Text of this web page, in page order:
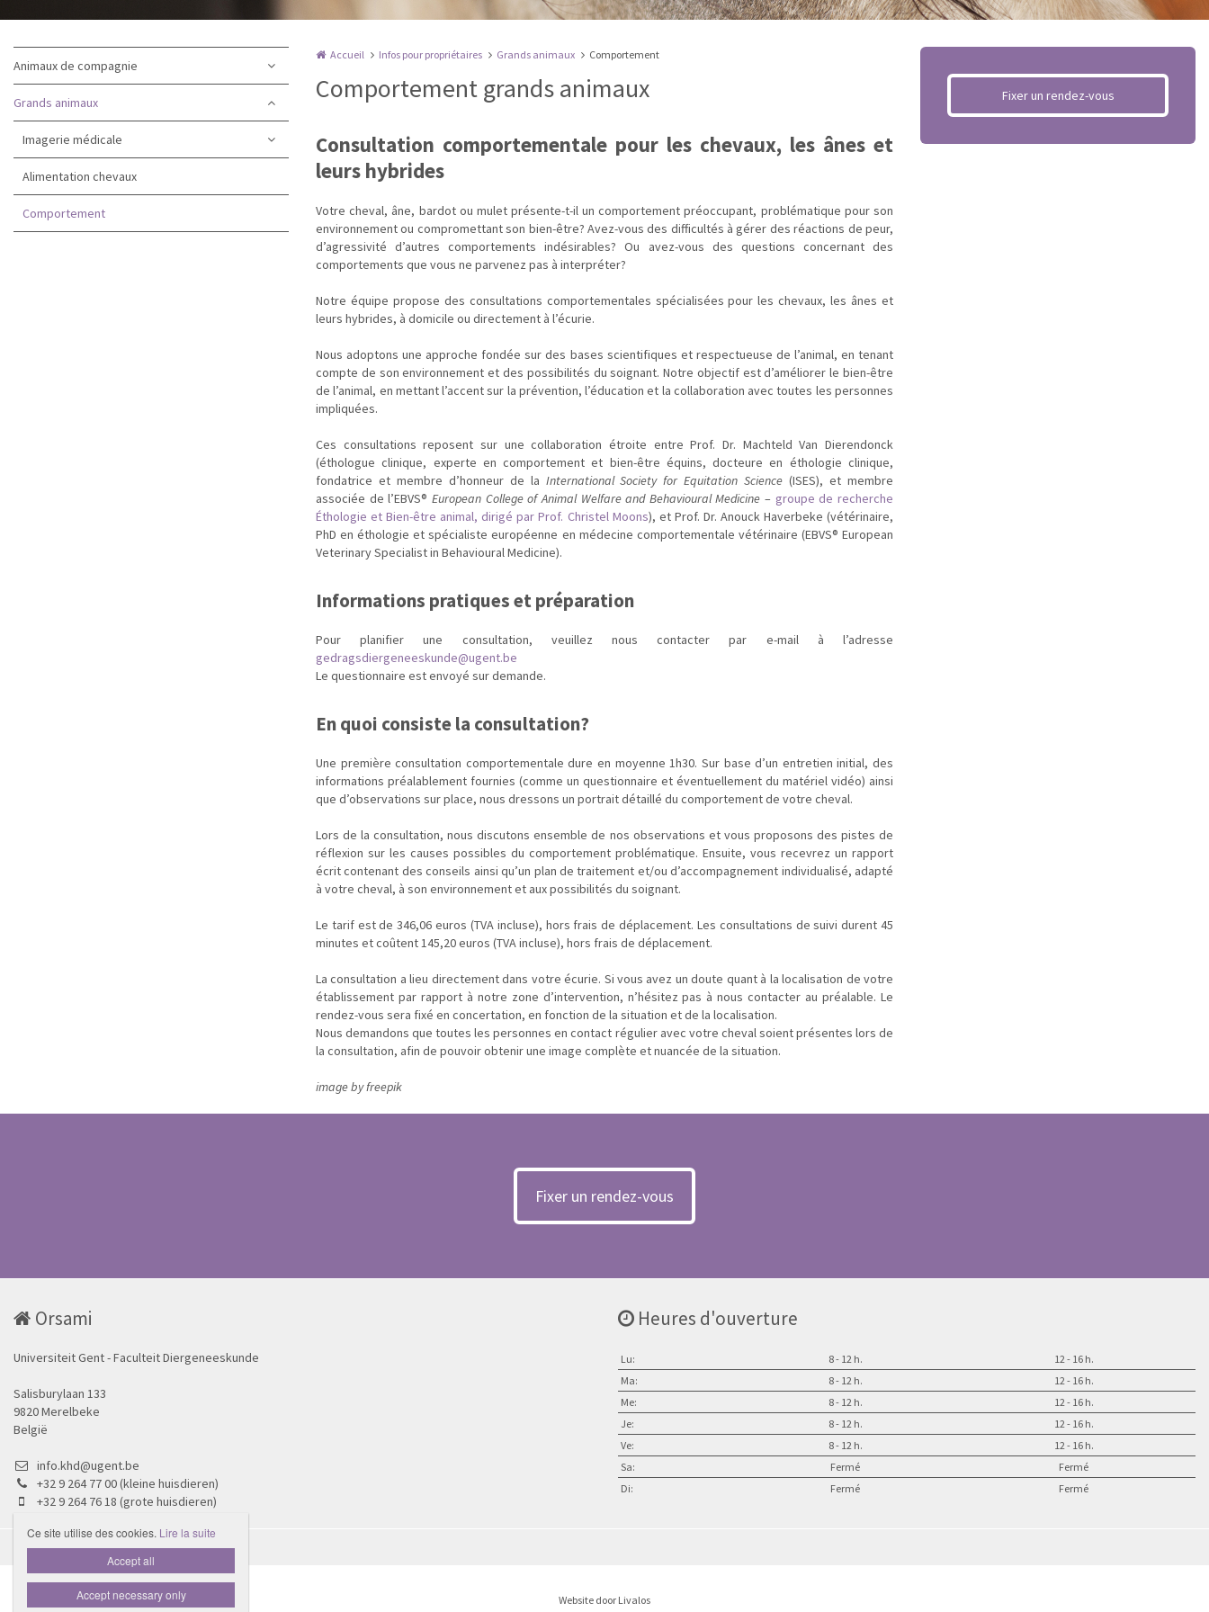
Animaux de compagnie
Grands animaux
Imagerie médicale
Alimentation chevaux
Comportement
Accueil Infos pour propriétaires Grands animaux Comportement
Comportement grands animaux
Consultation comportementale pour les chevaux, les ânes et
leurs hybrides
Votre cheval, âne, bardot ou mulet présente-t-il un comportement préoccupant, problématique pour son
environnement ou compromettant son bien-être? Avez-vous des difficultés à gérer des réactions de peur,
d’agressivité d’autres comportements indésirables? Ou avez-vous des questions concernant des
comportements que vous ne parvenez pas à interpréter?
Notre équipe propose des consultations comportementales spécialisées pour les chevaux, les ânes et
leurs hybrides, à domicile ou directement à l’écurie.
Nous adoptons une approche fondée sur des bases scientifiques et respectueuse de l’animal, en tenant
compte de son environnement et des possibilités du soignant. Notre objectif est d’améliorer le bien-être
de l’animal, en mettant l’accent sur la prévention, l’éducation et la collaboration avec toutes les personnes
impliquées.
Ces consultations reposent sur une collaboration étroite entre Prof. Dr. Machteld Van Dierendonck
(éthologue clinique, experte en comportement et bien-être équins, docteure en éthologie clinique,
fondatrice et membre d’honneur de la International Society for Equitation Science (ISES), et membre
associée de l’EBVS® European College of Animal Welfare and Behavioural Medicine – groupe de recherche
Éthologie et Bien-être animal, dirigé par Prof. Christel Moons), et Prof. Dr. Anouck Haverbeke (vétérinaire,
PhD en éthologie et spécialiste européenne en médecine comportementale vétérinaire (EBVS® European
Veterinary Specialist in Behavioural Medicine).
Informations pratiques et préparation
Pour planifier une consultation, veuillez nous contacter par e-mail à l’adresse
gedragsdiergeneeskunde@ugent.be
Le questionnaire est envoyé sur demande.
En quoi consiste la consultation?
Une première consultation comportementale dure en moyenne 1h30. Sur base d’un entretien initial, des
informations préalablement fournies (comme un questionnaire et éventuellement du matériel vidéo) ainsi
que d’observations sur place, nous dressons un portrait détaillé du comportement de votre cheval.
Lors de la consultation, nous discutons ensemble de nos observations et vous proposons des pistes de
réflexion sur les causes possibles du comportement problématique. Ensuite, vous recevrez un rapport
écrit contenant des conseils ainsi qu’un plan de traitement et/ou d’accompagnement individualisé, adapté
à votre cheval, à son environnement et aux possibilités du soignant.
Le tarif est de 346,06 euros (TVA incluse), hors frais de déplacement. Les consultations de suivi durent 45
minutes et coûtent 145,20 euros (TVA incluse), hors frais de déplacement.
La consultation a lieu directement dans votre écurie. Si vous avez un doute quant à la localisation de votre
établissement par rapport à notre zone d’intervention, n’hésitez pas à nous contacter au préalable. Le
rendez-vous sera fixé en concertation, en fonction de la situation et de la localisation.
Nous demandons que toutes les personnes en contact régulier avec votre cheval soient présentes lors de
la consultation, afin de pouvoir obtenir une image complète et nuancée de la situation.
image by freepik
Fixer un rendez-vous
Fixer un rendez-vous
Orsami
Universiteit Gent - Faculteit Diergeneeskunde
Salisburylaan 133
9820 Merelbeke
België
info.khd@ugent.be
+32 9 264 77 00 (kleine huisdieren)
+32 9 264 76 18 (grote huisdieren)
Heures d'ouverture
Lu: 8 - 12 h.
12 - 16 h.
Ma:
8 - 12 h.
12 - 16 h.
Me:
8 - 12 h.
12 - 16 h.
Je:
8 - 12 h.
12 - 16 h.
Ve:
8 - 12 h.
12 - 16 h.
Sa:
Fermé
Fermé
Di:
Fermé Fermé
Website door Livalos
Ce site utilise des cookies. Lire la suite
Accept all
Accept necessary only